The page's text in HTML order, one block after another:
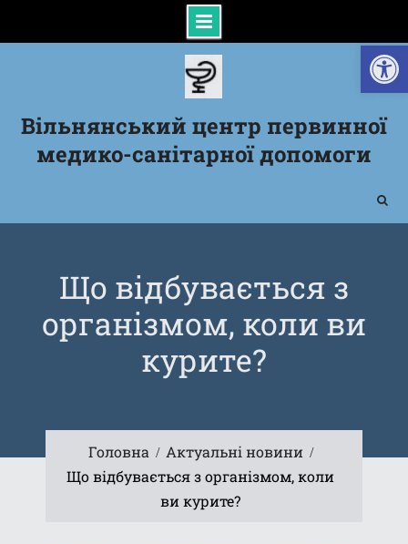
Відкрити Панель інструментів
Вільнянський центр первинної
медико-санітарної допомоги
Що відбувається з
організмом, коли ви
курите?
Головна
Актуальні новини
Що відбувається з організмом, коли
ви курите?